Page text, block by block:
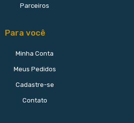
Parceiros
Para você
Minha Conta
Meus Pedidos
Cadastre-se
Contato